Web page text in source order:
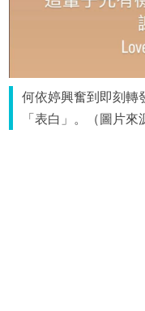
何依婷興奮到即刻轉
「表白」。（圖片來